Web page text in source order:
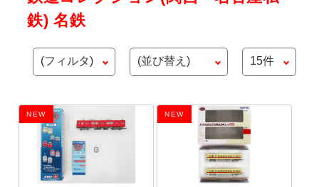
鉄) 名鉄
NEW NEW